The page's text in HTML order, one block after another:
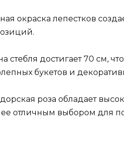
окраска лепестков
стебля достигает 70 см,
букетов и
роза обладает
ее отличным выбором для